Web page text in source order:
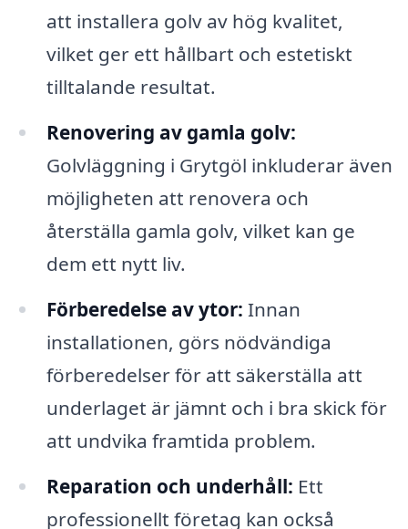
att installera golv av hög kvalitet,
vilket ger ett hållbart och estetiskt
tilltalande resultat.
Renovering av gamla golv:
Golvläggning i Grytgöl inkluderar även
möjligheten att renovera och
återställa gamla golv, vilket kan ge
dem ett nytt liv.
Förberedelse av ytor: Innan
installationen, görs nödvändiga
förberedelser för att säkerställa att
underlaget är jämnt och i bra skick för
att undvika framtida problem.
Reparation och underhåll: Ett
professionellt företag kan också